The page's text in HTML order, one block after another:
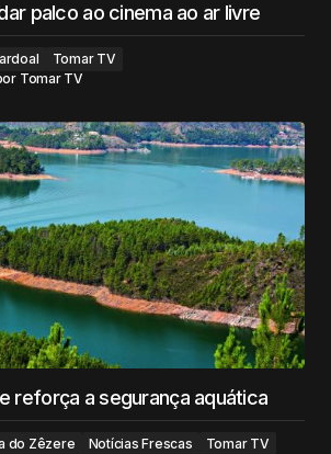
palco ao cinema ao ar livre
Tomar TV
Tomar TV
reforça a segurança aquática
do Zêzere Notícias Frescas
Tomar TV